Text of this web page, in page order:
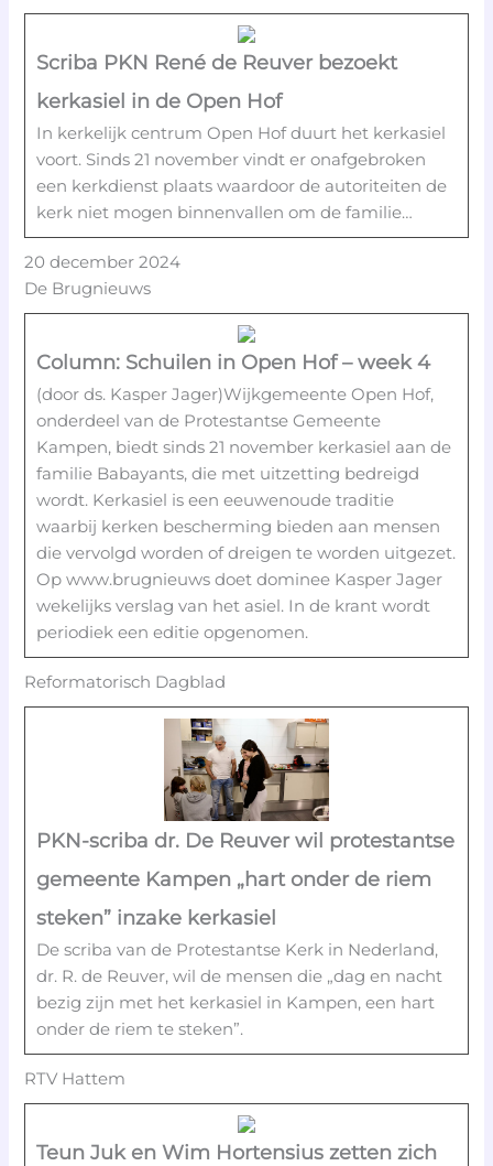
Scriba PKN René de Reuver bezoekt
kerkasiel in de Open Hof
In kerkelijk centrum Open Hof duurt het kerkasiel
voort. Sinds 21 november vindt er onafgebroken
een kerkdienst plaats waardoor de autoriteiten de
kerk niet mogen binnenvallen om de familie…
20 december 2024
De Brugnieuws
Column: Schuilen in Open Hof – week 4
(door ds. Kasper Jager)Wijkgemeente Open Hof,
onderdeel van de Protestantse Gemeente
Kampen, biedt sinds 21 november kerkasiel aan de
familie Babayants, die met uitzetting bedreigd
wordt. Kerkasiel is een eeuwenoude traditie
waarbij kerken bescherming bieden aan mensen
die vervolgd worden of dreigen te worden uitgezet.
Op www.brugnieuws doet dominee Kasper Jager
wekelijks verslag van het asiel. In de krant wordt
periodiek een editie opgenomen.
Reformatorisch Dagblad
PKN-scriba dr. De Reuver wil protestantse
gemeente Kampen „hart onder de riem
steken” inzake kerkasiel
De scriba van de Protestantse Kerk in Nederland,
dr. R. de Reuver, wil de mensen die „dag en nacht
bezig zijn met het kerkasiel in Kampen, een hart
onder de riem te steken”.
RTV Hattem
Teun Juk en Wim Hortensius zetten zich